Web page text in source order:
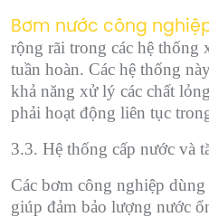
Bơm nước công
rộng rãi trong các hệ thống
tuần hoàn. Các hệ thống
khả năng xử lý các chất
phải hoạt động liên tục
3.3. Hệ thống cấp nước và
Các bơm công nghiệp
giúp đảm bảo lượng nước